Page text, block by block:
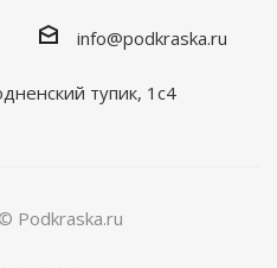
info@podkraska.ru
тупик, 1с4
Podkraska.ru